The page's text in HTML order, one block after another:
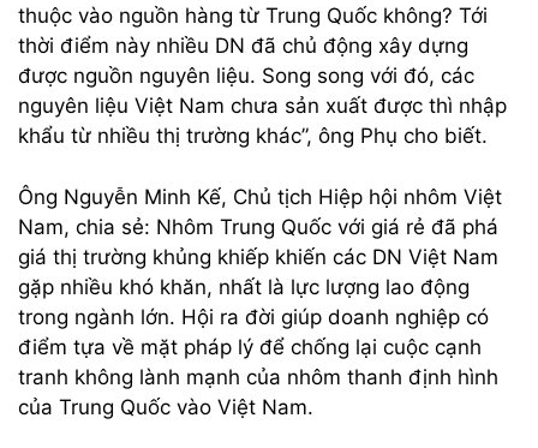
thuộc vào nguồn hàng từ Trung Quốc không? Tới
thời điểm này nhiều DN đã chủ động xây dựng
được nguồn nguyên liệu. Song song với đó, các
nguyên liệu Việt Nam chưa sản xuất được thì nhập
khẩu từ nhiều thị trường khác”, ông Phụ cho biết.
Ông Nguyễn Minh Kế, Chủ tịch Hiệp hội nhôm Việt
Nam, chia sẻ: Nhôm Trung Quốc với giá rẻ đã phá
giá thị trường khủng khiếp khiến các DN Việt Nam
gặp nhiều khó khăn, nhất là lực lượng lao động
trong ngành lớn. Hội ra đời giúp doanh nghiệp có
điểm tựa về mặt pháp lý để chống lại cuộc cạnh
tranh không lành mạnh của nhôm thanh định hình
của Trung Quốc vào Việt Nam.